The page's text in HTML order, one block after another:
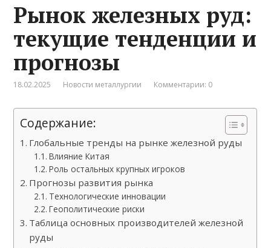
Рынок железных руд:
текущие тенденции и
прогнозы
18.02.2025 Новости металлургии Комментарии: 0
Содержание:
Глобальные тренды на рынке железной руды
Влияние Китая
Роль остальных крупных игроков
Прогнозы развития рынка
Технологические инновации
Геополитические риски
Таблица основных производителей железной
руды